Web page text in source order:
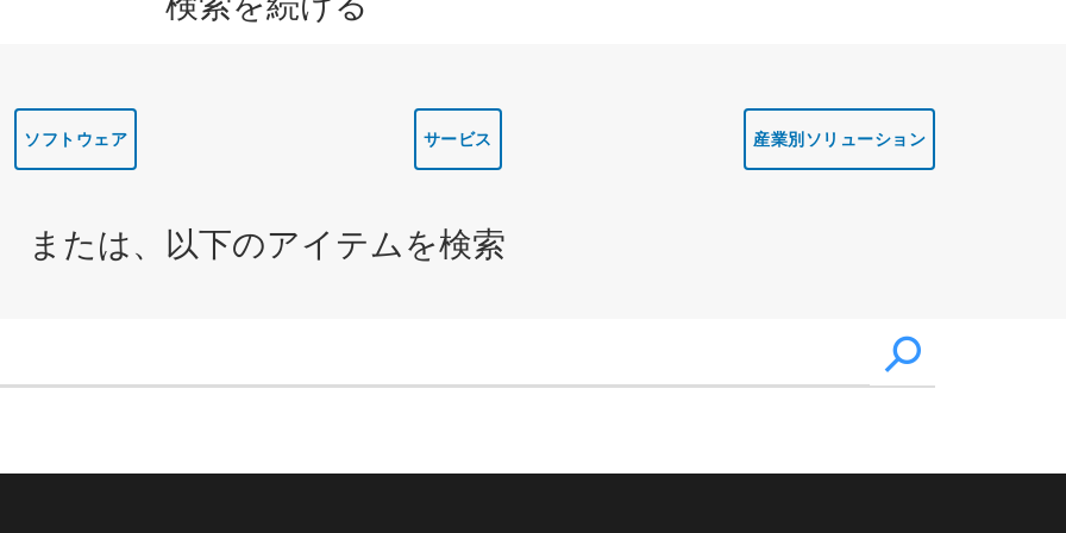
ソフトウェア サービス 産業別ソリューション
または、以下のアイテムを検索